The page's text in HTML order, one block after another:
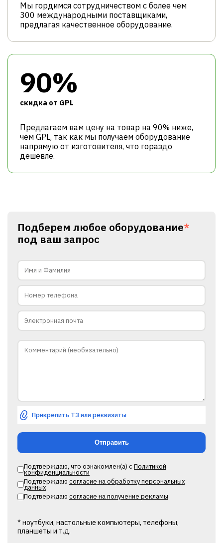
Мы гордимся сотрудничеством с более чем
300 международными поставщиками,
предлагая качественное оборудование.
90%
cкидка от GPL
Предлагаем вам цену на товар на 90% ниже,
чем GPL, так как мы получаем оборудование
напрямую от изготовителя, что гораздо
дешевле.
Подберем любое оборудование*
под ваш запрос
Прикрепить ТЗ или реквизиты
Подтверждаю, что ознакомлен(а) сПолитикой
конфиденциальности
Подтверждаю согласие на обработку персональных
данных
Подтверждаю согласие на получение рекламы
* ноутбуки, настольные компьютеры, телефоны,
планшеты и т.д.